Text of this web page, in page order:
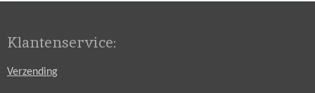
Klantenservice:
Verzending